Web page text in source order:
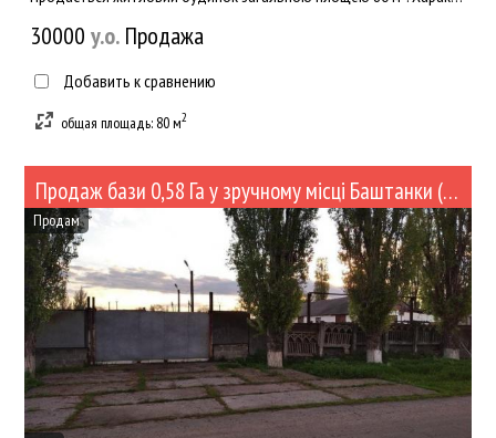
30000 y.о. Продажа
Добавить к сравнению
общая площадь: 80 м2
Продаж бази 0,58 Га у зручному місці Баштанки (№391-43)
Продам